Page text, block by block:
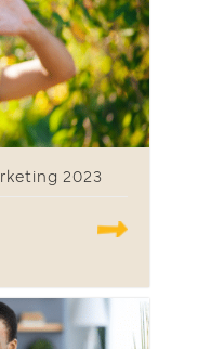
2023
.......